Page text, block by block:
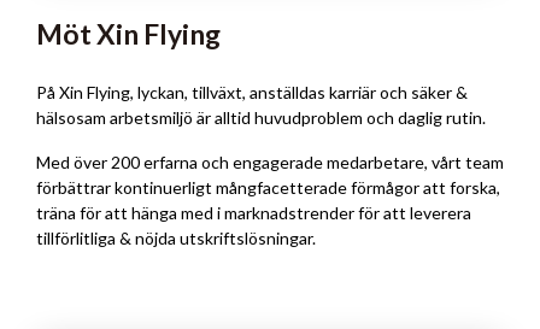
Möt Xin Flying
På Xin Flying, lyckan, tillväxt, anställdas karriär och säker &
hälsosam arbetsmiljö är alltid huvudproblem och daglig rutin.
Med över 200 erfarna och engagerade medarbetare, vårt team
förbättrar kontinuerligt mångfacetterade förmågor att forska,
träna för att hänga med i marknadstrender för att leverera
tillförlitliga & nöjda utskriftslösningar.